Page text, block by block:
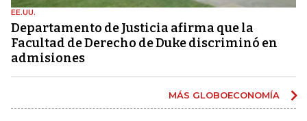
EE.UU.
Departamento de Justicia afirma que la
Facultad de Derecho de Duke discriminó en
admisiones
MÁS GLOBOECONOMÍA